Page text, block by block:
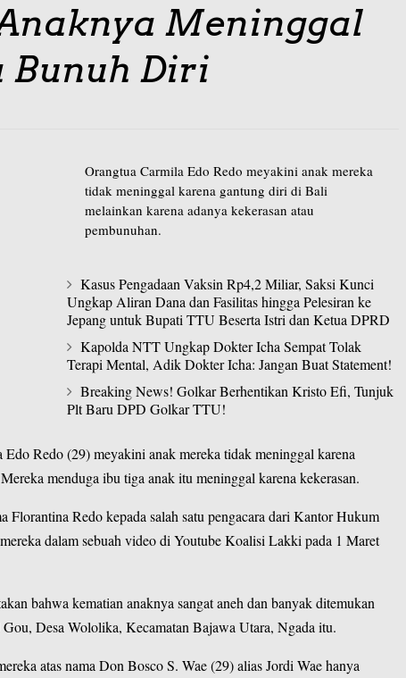
Meninggal
Bunuh Diri
Orangtua Carmila Edo Redo meyakini anak mereka
tidak meninggal karena gantung diri di Bali
melainkan karena adanya kekerasan atau
pembunuhan.
Kasus Pengadaan Vaksin Rp4,2 Miliar, Saksi Kunci
Ungkap Aliran Dana dan Fasilitas hingga Pelesiran ke
Jepang untuk Bupati TTU Beserta Istri dan Ketua DPRD
Kapolda NTT Ungkap Dokter Icha Sempat Tolak
Terapi Mental, Adik Dokter Icha: Jangan Buat Statement!
Breaking News! Golkar Berhentikan Kristo Efi, Tunjuk
Plt Baru DPD Golkar TTU!
Edo Redo(29) meyakini anak mereka tidak meninggal karena
menduga ibu tiga anak itu meninggal karena kekerasan.
Florantina Redo kepada salah satu pengacara dari Kantor Hukum
dalam sebuah video di Youtube Koalisi Lakki pada 1 Maret
bahwa kematian anaknya sangat aneh dan banyak ditemukan
Desa Wololika, Kecamatan Bajawa Utara, Ngada itu.
atas nama Don Bosco S. Wae (29) alias Jordi Wae hanya